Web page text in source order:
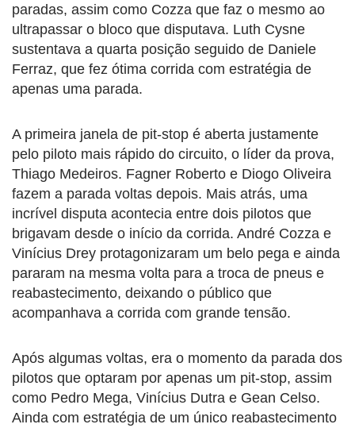
paradas, assim como Cozza que faz o mesmo ao
ultrapassar o bloco que disputava. Luth Cysne
sustentava a quarta posição seguido de Daniele
Ferraz, que fez ótima corrida com estratégia de
apenas uma parada.
A primeira janela de pit-stop é aberta justamente
pelo piloto mais rápido do circuito, o líder da prova,
Thiago Medeiros. Fagner Roberto e Diogo Oliveira
fazem a parada voltas depois. Mais atrás, uma
incrível disputa acontecia entre dois pilotos que
brigavam desde o início da corrida. André Cozza e
Vinícius Drey protagonizaram um belo pega e ainda
pararam na mesma volta para a troca de pneus e
reabastecimento, deixando o público que
acompanhava a corrida com grande tensão.
Após algumas voltas, era o momento da parada dos
pilotos que optaram por apenas um pit-stop, assim
como Pedro Mega, Vinícius Dutra e Gean Celso.
Ainda com estratégia de um único reabastecimento